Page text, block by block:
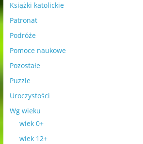
Książki katolickie
Patronat
Podróże
Pomoce naukowe
Pozostałe
Puzzle
Uroczystości
Wg wieku
wiek 0+
wiek 12+